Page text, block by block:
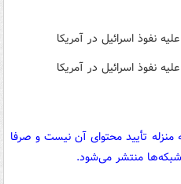
تأیید محتوای آن نیست و صرفا
منتشر می‌شود.